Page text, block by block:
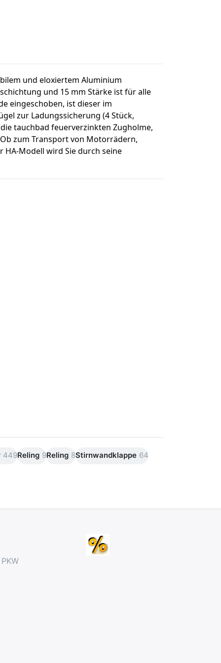
und eloxiertem Aluminium
und 15 mm Stärke ist für alle
eingeschoben, ist dieser im
zur Ladungssicherung (4 Stück,
tauchbad feuerverzinkten Zugholme,
zum Transport von Motorrädern,
HA-Modell wird Sie durch seine
449Reling 9Reling 8Stirnwandklappe 64